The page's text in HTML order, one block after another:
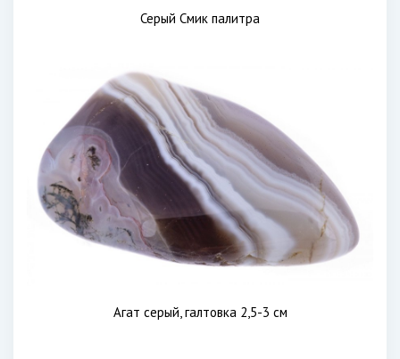
Серый Смик палитра
Агат серый, галтовка 2,5-3 см